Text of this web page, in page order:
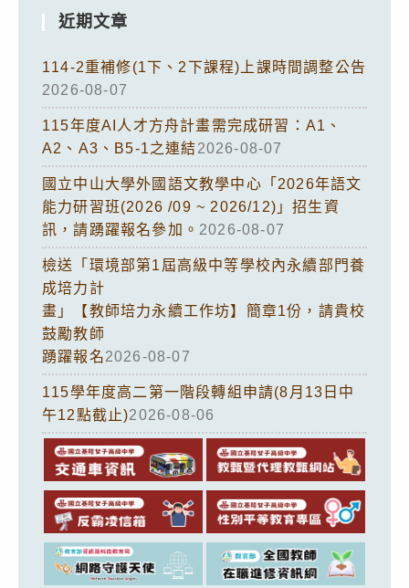
近期文章
114-2重補修(1下、2下課程)上課時間調整公告
2026-08-07
115年度AI人才方舟計畫需完成研習：A1、
A2、A3、B5-1之連結2026-08-07
國立中山大學外國語文教學中心「2026年語文
能力研習班(2026 /09 ~ 2026/12)」招生資
訊，請踴躍報名參加。 2026-08-07
檢送「環境部第1屆高級中等學校內永續部門養
成培力計
畫」【教師培力永續工作坊】簡章1份，請貴校
鼓勵教師
踴躍報名2026-08-07
115學年度高二第一階段轉組申請(8月13日中
午12點截止)2026-08-06